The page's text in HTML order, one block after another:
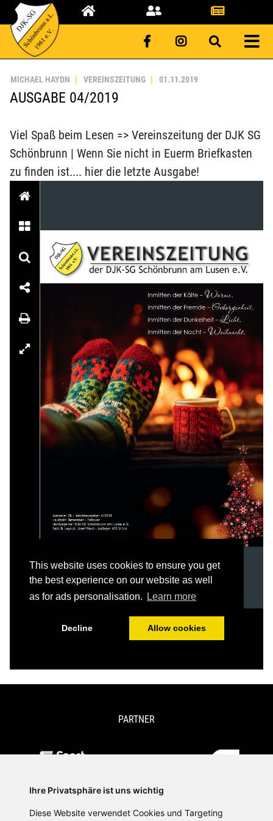
Ihre Privatsphäre ist uns wichtig
Diese Website verwendet Cookies und Targeting
MICHAEL HAYDN VEREINSZEITUNG 01.11.2019
AUSGABE 04/2019
Viel Spaß beim Lesen => Vereinszeitung der DJK SG
Schönbrunn | Wenn Sie nicht in Euerm Briefkasten
zu finden ist.... hier die letzte Ausgabe!
PARTNER